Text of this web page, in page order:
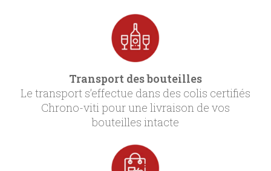
Transport des bouteilles
Le transport s’effectue dans des colis certifiés
Chrono-viti pour une livraison de vos
bouteilles intacte